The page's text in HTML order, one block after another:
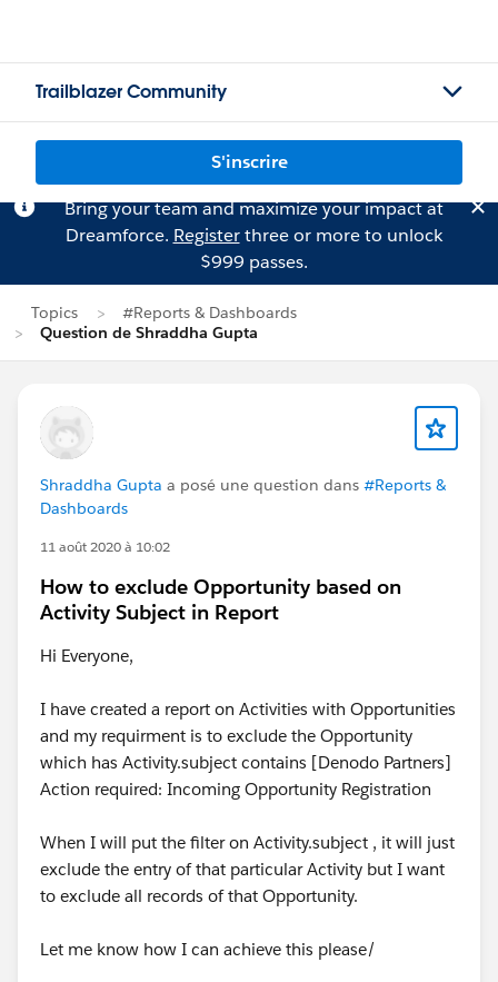
Trailblazer Community
S'inscrire
Bring your team and maximize your impact at
Dreamforce. Registerthree or more to unlock
$999 passes.
Topics
#Reports & Dashboards
Question de Shraddha Gupta
Shraddha Gupta a posé une question dans #Reports &
Dashboards
11 août 2020 à 10:02
How to exclude Opportunity based on
Activity Subject in Report
Hi Everyone,
I have created a report on Activities with Opportunities
and my requirment is to exclude the Opportunity
which has Activity.subject contains [Denodo Partners]
Action required: Incoming Opportunity Registration
When I will put the filter on Activity.subject , it will just
exclude the entry of that particular Activity but I want
to exclude all records of that Opportunity.
Let me know how I can achieve this please/